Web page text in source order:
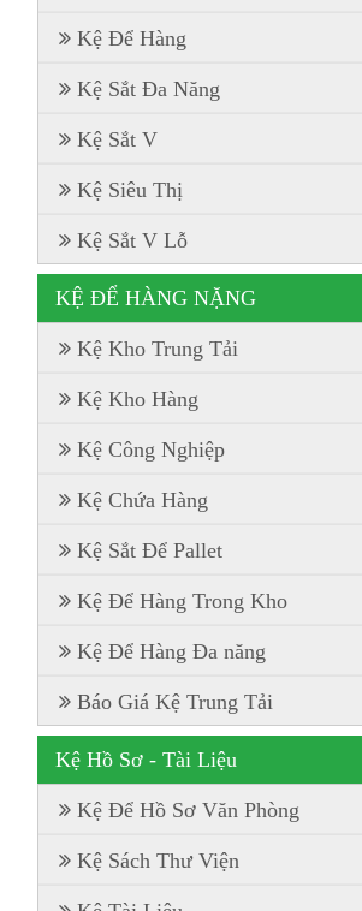
Kệ Để Hàng
Kệ Sắt Đa Năng
Kệ Sắt V
Kệ Siêu Thị
Kệ Sắt V Lỗ
KỆ ĐỂ HÀNG NẶNG
Kệ Kho Trung Tải
Kệ Kho Hàng
Kệ Công Nghiệp
Kệ Chứa Hàng
Kệ Sắt Để Pallet
Kệ Để Hàng Trong Kho
Kệ Để Hàng Đa năng
Báo Giá Kệ Trung Tải
Kệ Hồ Sơ - Tài Liệu
Kệ Để Hồ Sơ Văn Phòng
Kệ Sách Thư Viện